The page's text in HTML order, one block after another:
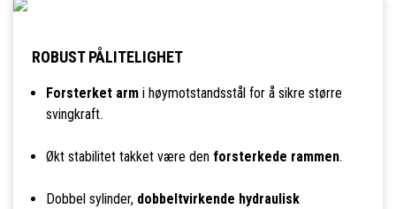
ROBUST PÅLITELIGHET
Forsterket armi høymotstandsstål for å sikre større
svingkraft.
Økt stabilitet takket være den forsterkede rammen.
Dobbel sylinder, dobbeltvirkende hydraulisk